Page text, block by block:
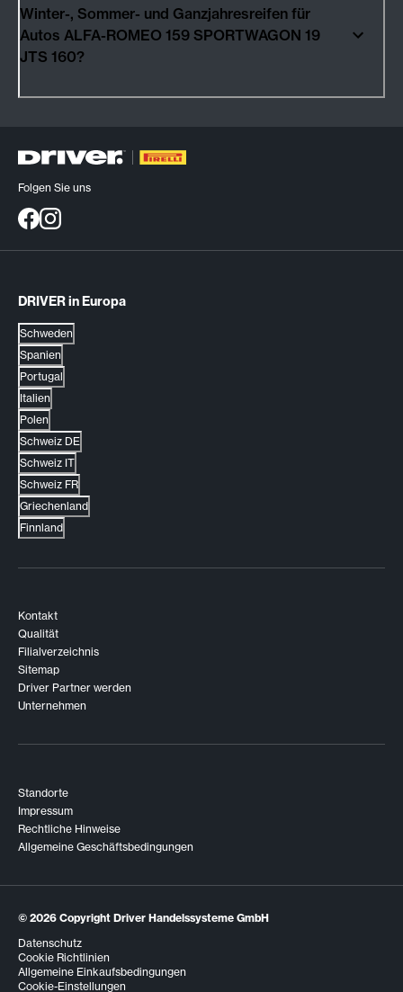
Winter-, Sommer- und Ganzjahresreifen für
Autos ALFA-ROMEO 159 SPORTWAGON 19
JTS 160?
Folgen Sie uns
DRIVER in Europa
Schweden
Spanien
Portugal
Italien
Polen
Schweiz DE
Schweiz IT
Schweiz FR
Griechenland
Finnland
Kontakt
Qualität
Filialverzeichnis
Sitemap
Driver Partner werden
Unternehmen
Standorte
Impressum
Rechtliche Hinweise
Allgemeine Geschäftsbedingungen
© 2026 Copyright Driver Handelssysteme GmbH
Datenschutz
Cookie Richtlinien
Allgemeine Einkaufsbedingungen
Cookie-Einstellungen